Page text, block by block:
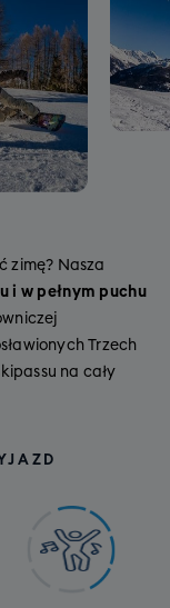
zimę? Nasza
i w pełnym puchu
Trzech
na cały